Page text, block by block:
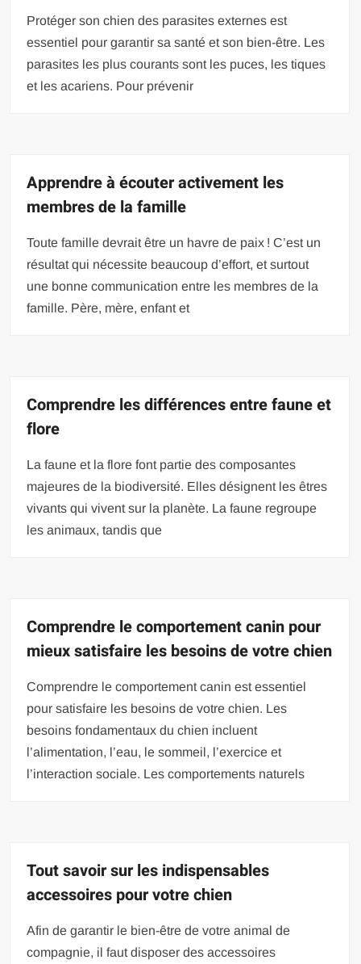
Protéger son chien des parasites externes est
essentiel pour garantir sa santé et son bien-être. Les
parasites les plus courants sont les puces, les tiques
et les acariens. Pour prévenir
Apprendre à écouter activement les
membres de la famille
Toute famille devrait être un havre de paix ! C’est un
résultat qui nécessite beaucoup d’effort, et surtout
une bonne communication entre les membres de la
famille. Père, mère, enfant et
Comprendre les différences entre faune et
flore
La faune et la flore font partie des composantes
majeures de la biodiversité. Elles désignent les êtres
vivants qui vivent sur la planète. La faune regroupe
les animaux, tandis que
Comprendre le comportement canin pour
mieux satisfaire les besoins de votre chien
Comprendre le comportement canin est essentiel
pour satisfaire les besoins de votre chien. Les
besoins fondamentaux du chien incluent
l’alimentation, l’eau, le sommeil, l’exercice et
l’interaction sociale. Les comportements naturels
Tout savoir sur les indispensables
accessoires pour votre chien
Afin de garantir le bien-être de votre animal de
compagnie, il faut disposer des accessoires